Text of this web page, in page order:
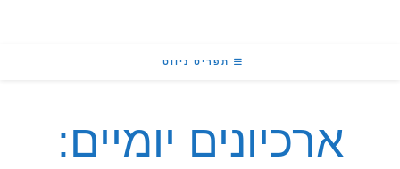
תפריט ניווט
ארכיונים יומיים: